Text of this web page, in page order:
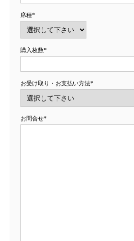
席種*
購入枚数*
お受け取り・お支払い方法*
お問合せ*